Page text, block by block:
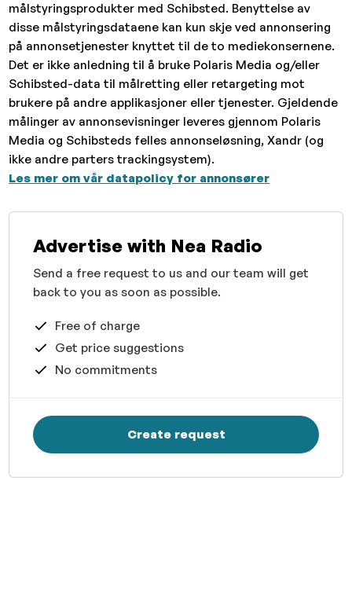
målstyringsprodukter med Schibsted. Benyttelse av
disse målstyringsdataene kan kun skje ved annonsering
på annonsetjenester knyttet til de to mediekonsernene.
Det er ikke anledning til å bruke Polaris Media og/eller
Schibsted-data til målretting eller retargeting mot
brukere på andre applikasjoner eller tjenester. Gjeldende
målinger av annonsevisninger leveres gjennom Polaris
Media og Schibsteds felles annonseløsning, Xandr (og
ikke andre parters trackingsystem).
Les mer om vår datapolicy for annonsører
Advertise with Nea Radio
Send a free request to us and our team will get
back to you as soon as possible.
Free of charge
Get price suggestions
No commitments
Create request